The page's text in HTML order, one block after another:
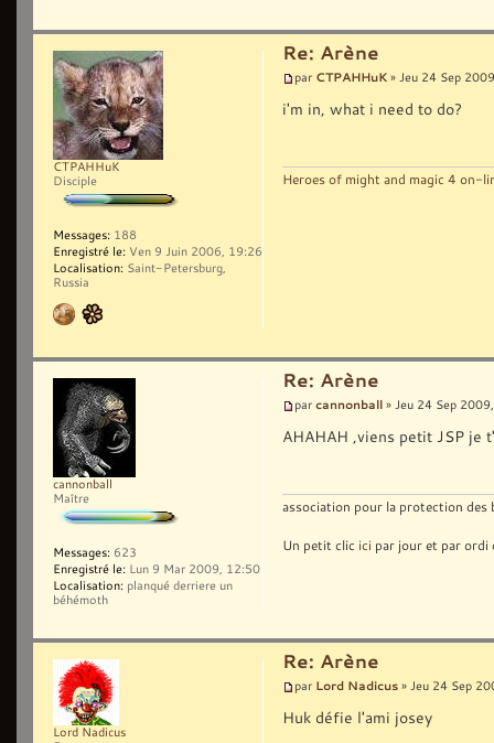
Re: Arène
par CTPAHHuK » Jeu 24 Sep
i'm in, what i need to do?
Heroes of might and magic 4 on-
CTPAHHuK
Disciple
Messages: 188
Enregistré le: Ven 9 Juin 2006, 19:26
Localisation: Saint-Petersburg,
Russia
Re: Arène
par cannonball » Jeu 24 Sep
AHAHAH ,viens petit JSP je
association pour la protection
Un petit clic ici par jour et par
cannonball
Maître
Messages: 623
Enregistré le: Lun 9 Mar 2009, 12:50
Localisation: planqué derriere un
béhémoth
Re: Arène
par Lord Nadicus » Jeu 24 Sep
Huk défie l'ami josey
Lord Nadicus